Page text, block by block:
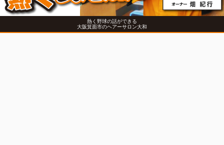
熱く野球の話ができる
大阪箕面市のヘアーサロン大和